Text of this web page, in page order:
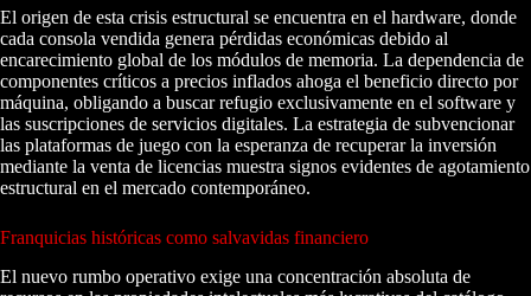
El origen de esta crisis estructural se encuentra en el hardware, donde
cada consola vendida genera pérdidas económicas debido al
encarecimiento global de los módulos de memoria. La dependencia de
componentes críticos a precios inflados ahoga el beneficio directo por
máquina, obligando a buscar refugio exclusivamente en el software y
las suscripciones de servicios digitales. La estrategia de subvencionar
las plataformas de juego con la esperanza de recuperar la inversión
mediante la venta de licencias muestra signos evidentes de agotamiento
estructural en el mercado contemporáneo.
Franquicias históricas como salvavidas financiero
El nuevo rumbo operativo exige una concentración absoluta de